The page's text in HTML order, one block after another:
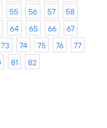
55 56 57
58
64 65 66
67
73 74 75 76
77
81 82